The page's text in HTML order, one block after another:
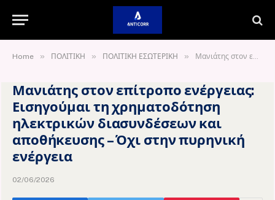
Home » ΠΟΛΙΤΙΚΗ » ΠΟΛΙΤΙΚΗ ΕΣΩΤΕΡΙΚΗ » Μανιάτης στον επίτροπο ενέργειας: Εισηγούμαι τη χρηματοδότηση ηλεκτρικών διασυνδέσεων και αποθήκευσης – Όχι στην πυρηνική ενέργεια
Μανιάτης στον επίτροπο ενέργειας:
Εισηγούμαι τη χρηματοδότηση
ηλεκτρικών διασυνδέσεων και
αποθήκευσης – Όχι στην πυρηνική
ενέργεια
02/06/2026